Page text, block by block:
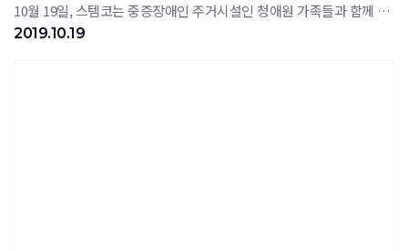
10월 19일, 스템코는 중증장애인 주거시설인 청애원 가족들과 함께 독립기념관 흑성산에서 산행 봉사활동을 진행했다.
2019.10.19